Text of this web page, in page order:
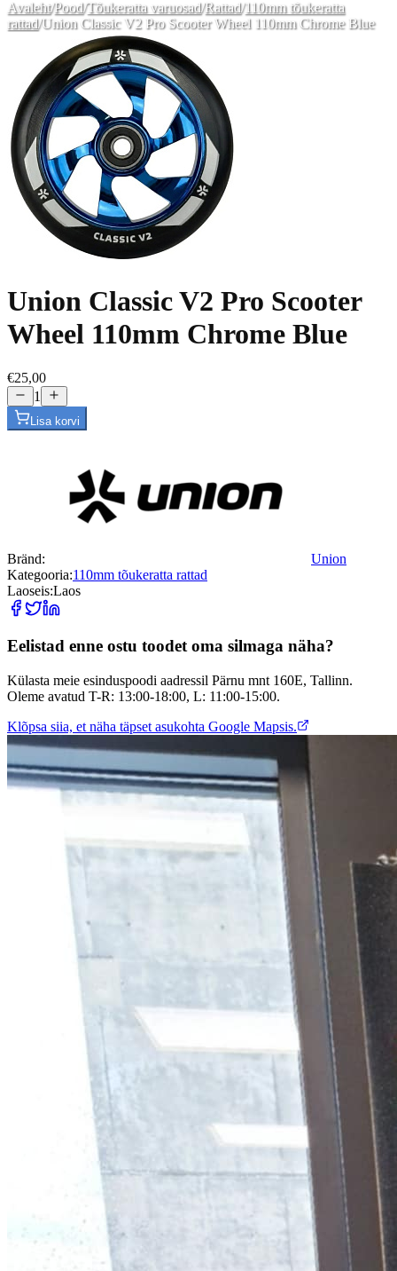
Avaleht/Pood/Tõukeratta varuosad/Rattad/110mm tõukeratta
rattad/Union Classic V2 Pro Scooter Wheel 110mm Chrome Blue
Union Classic V2 Pro Scooter
Wheel 110mm Chrome Blue
€25,00
1
Lisa korvi
Bränd:
Union
Kategooria:110mm tõukeratta rattad
Laoseis:Laos
Eelistad enne ostu toodet oma silmaga näha?
Külasta meie esinduspoodi aadressil Pärnu mnt 160E, Tallinn.
Oleme avatud T-R: 13:00-18:00, L: 11:00-15:00.
Klõpsa siia, et näha täpset asukohta Google Mapsis.